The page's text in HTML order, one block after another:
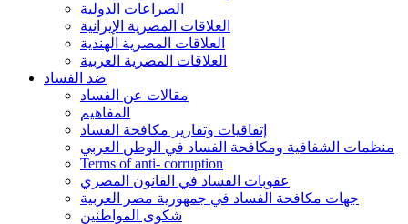
الصراعات الدولية
العلاقات المصرية الإيرانية
العلاقات المصرية الهندية
العلاقات المصرية العربية
ضد الفساد
مقالات عن الفساد
المفاهيم
إتفاقيات وتقارير مكافحة الفساد
منظمات الشفافية ومكافحة الفساد في الوطن العربي
Terms of anti- corruption
عقوبات الفساد في القانون المصري
جهات مكافحة الفساد في جمهورية مصر العربية
شكوى المواطنين